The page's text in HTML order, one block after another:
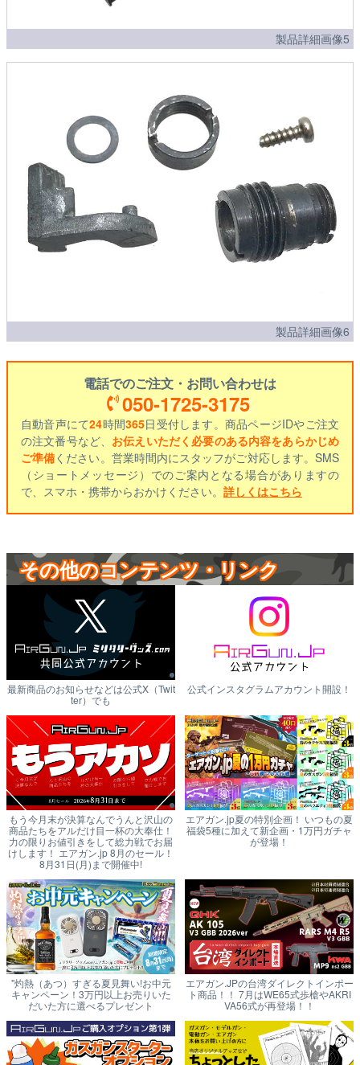
製品詳細画像5
製品詳細画像6
電話でのご注文・お問い合わせは
050-1725-3175
自動音声にて24時間365日受付します。商品ページIDやご注文
の注文番号など、 お伝えいただく必要のある内容をあらかじめ
ご準備ください。営業時間内にスタッフがご対応します。SMS
（ショートメッセージ）でのご案内となる場合がありますの
で、スマホ・携帯からおかけください。 詳しくはこちら
その他のコンテンツ・リンク
最新商品のお知らせなどは公式X（Twit
ter）でも
公式インスタグラムアカウント開設！
もう今月末が決算なんでうんと沢山の
商品たちをアルだけ目一杯の大奉仕！
力の限りお値引きをして総力戦でお届
けします！ エアガン.jp 8月のセール！
8月31日(月)まで開催中!
エアガン.jp夏の特別企画！ いつもの夏
福袋5種に加えて新企画・1万円ガチャ
が登場！
"灼熱（あつ）すぎる夏見舞い!お中元
キャンペーン！3万円以上お売りいた
だいた方に選べるプレゼント
エアガン.JPの台湾ダイレクトインポー
ト商品！！ 7月はWE65式歩槍やAKRI
VA56式が再登場！！